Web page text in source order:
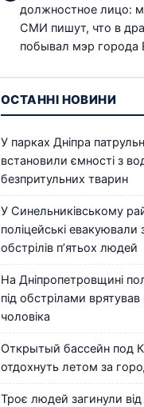
должностное лицо:
СМИ пишут, что в
побывал мэр города
ОСТАННІ НОВИНИ
У парках Дніпра
встановили ємності з
безпритульних тварин
У Синельниківському
поліцейські евакуювали
обстрілів п’ятьох людей
На Дніпропетровщині
під обстрілами
чоловіка
Открытый бассейн под
отдохнуть летом за
Троє людей загинули